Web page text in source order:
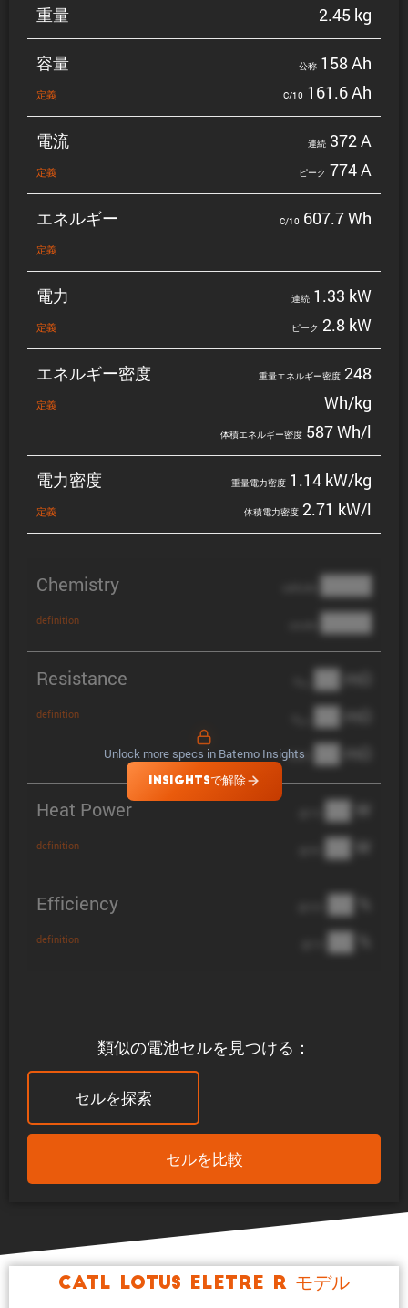
類似の電池セルを見つける：
セルを探索
セルを比較
重量 2.45 kg
容量
定義
公称 158 Ah
C/10 161.6 Ah
電流
定義
連続 372 A
ピーク 774 A
エネルギー
定義
C/10 607.7 Wh
電力
定義
連続 1.33 kW
ピーク 2.8 kW
エネルギー密度
定義
重量エネルギー密度 248
Wh/kg
体積エネルギー密度 587 Wh/l
電力密度
定義
重量電力密度 1.14 kW/kg
体積電力密度 2.71 kW/l
Chemistry
definition
████
████
Resistance
definition
██ mΩ
██ mΩ
DCIR ██ mΩ
Heat Power
definition
██ W
██ W
Efficiency
definition
██ %
██ %
Unlock more specs in Batemo Insights
INSIGHTSで解除
CATL Lotus Eletre R モデル